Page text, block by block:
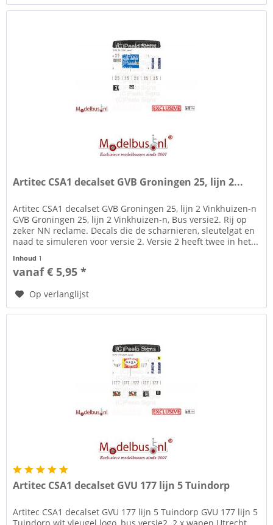
Artitec CSA1 decalset GVB Groningen 25, lijn 2...
Artitec CSA1 decalset GVB Groningen 25, lijn 2 Vinkhuizen-n
GVB Groningen 25, lijn 2 Vinkhuizen-n, Bus versie2. Rij op
zeker NN reclame. Decals die de scharnieren, sleutelgat en
naad te simuleren voor versie 2. Versie 2 heeft twee in het...
Inhoud 1
vanaf € 5,95 *
Op verlanglijst
Artitec CSA1 decalset GVU 177 lijn 5 Tuindorp
Artitec CSA1 decalset GVU 177 lijn 5 Tuindorp GVU 177 lijn 5
Tuindorp wit vleugel logo, bus versie2. 2 x wapen Utrecht,